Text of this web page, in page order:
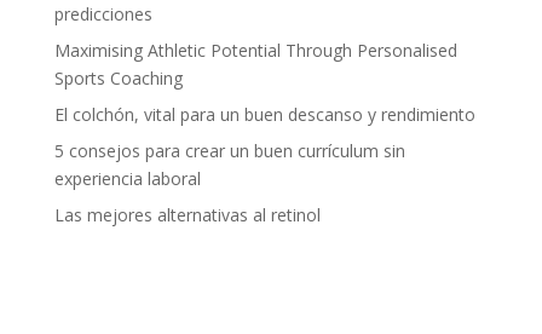
predicciones
Maximising Athletic Potential Through Personalised
Sports Coaching
El colchón, vital para un buen descanso y rendimiento
5 consejos para crear un buen currículum sin
experiencia laboral
Las mejores alternativas al retinol